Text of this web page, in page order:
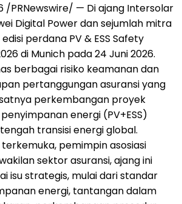
/PRNewswire/ — Di ajang Intersolar
Digital Power dan sejumlah mitra
perdana PV & ESS Safety
di Munich pada 24 Juni 2026.
berbagai risiko keamanan dan
pertanggungan asuransi yang
perkembangan proyek
energi (PV+ESS)
transisi energi global.
pemimpin asosiasi
sektor asuransi, ajang ini
isu strategis, mulai dari standar
energi, tantangan dalam